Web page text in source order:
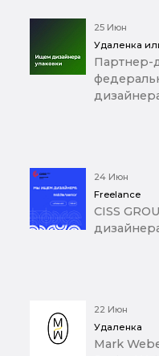
25 Июн
Удаленка
Партнер-
24 Июн
Freelance
CISS
22 Июн
Удаленка
Mark